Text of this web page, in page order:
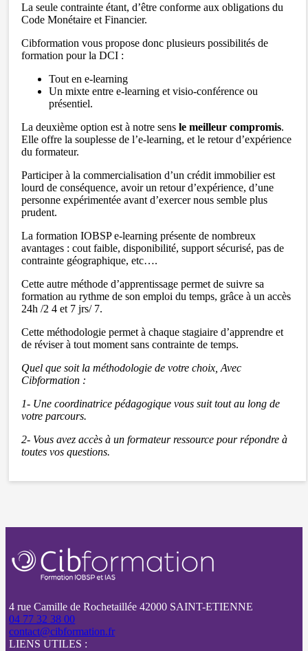
La seule contrainte étant, d’être conforme aux obligations du
Code Monétaire et Financier.
Cibformation vous propose donc plusieurs possibilités de
formation pour la DCI :
Tout en e-learning
Un mixte entre e-learning et visio-conférence ou
présentiel.
La deuxième option est à notre sens le meilleur compromis.
Elle offre la souplesse de l’e-learning, et le retour d’expérience
du formateur.
Participer à la commercialisation d’un crédit immobilier est
lourd de conséquence, avoir un retour d’expérience, d’une
personne expérimentée avant d’exercer nous semble plus
prudent.
La formation IOBSP e-learning présente de nombreux
avantages : cout faible, disponibilité, support sécurisé, pas de
contrainte géographique, etc….
Cette autre méthode d’apprentissage permet de suivre sa
formation au rythme de son emploi du temps, grâce à un accès
24h /2 4 et 7 jrs/ 7.
Cette méthodologie permet à chaque stagiaire d’apprendre et
de réviser à tout moment sans contrainte de temps.
Quel que soit la méthodologie de votre choix, Avec
Cibformation :
1- Une coordinatrice pédagogique vous suit tout au long de
votre parcours.
2- Vous avez accès à un formateur ressource pour répondre à
toutes vos questions.
4 rue Camille de Rochetaillée 42000 SAINT-ETIENNE
04 77 32 38 00
contact@cibformation.fr
LIENS UTILES :